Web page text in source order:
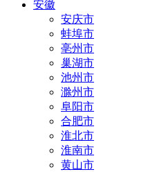
安徽
安庆市
蚌埠市
亳州市
巢湖市
池州市
滁州市
阜阳市
合肥市
淮北市
淮南市
黄山市